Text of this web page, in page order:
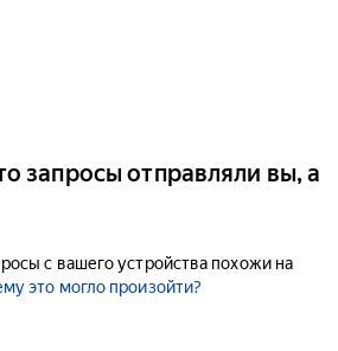
запросы отправляли вы, а
с вашего устройства похожи на
это могло произойти?